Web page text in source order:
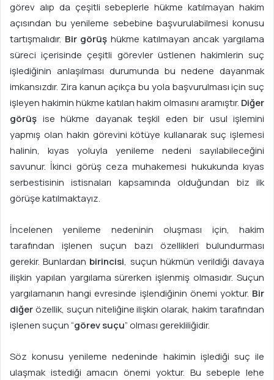
görev alıp da çeşitli sebeplerle hükme katılmayan hakim
açısından bu yenileme sebebine başvurulabilmesi konusu
tartışmalıdır. Bir görüşhükme katılmayan ancak yargılama
süreci içerisinde çeşitli görevler üstlenen hakimlerin suç
işlediğinin anlaşılması durumunda bu nedene dayanmak
imkansızdır. Zira kanun açıkça bu yola başvurulması için suç
işleyen hakimin hükme katılan hakim olmasını aramıştır. Diğer
görüş ise hükme dayanak teşkil eden bir usul işlemini
yapmış olan hakin görevini kötüye kullanarak suç işlemesi
halinin, kıyas yoluyla yenileme nedeni sayılabileceğini
savunur. İkinci görüş ceza muhakemesi hukukunda kıyas
serbestisinin istisnaları kapsamında olduğundan biz ilk
görüşe katılmaktayız.
İncelenen yenileme nedeninin oluşması için, hakim
tarafından işlenen suçun bazı özellikleri bulundurması
gerekir. Bunlardan birincisi, suçun hükmün verildiği davaya
ilişkin yapılan yargılama sürerken işlenmiş olmasıdır. Suçun
yargılamanın hangi evresinde işlendiğinin önemi yoktur. Bir
diğerözellik, suçun niteliğine ilişkin olarak, hakim tarafından
işlenen suçun “görev suçu” olması gerekliliğidir.
Söz konusu yenileme nedeninde hakimin işlediği suç ile
ulaşmak istediği amacın önemi yoktur. Bu sebeple lehe